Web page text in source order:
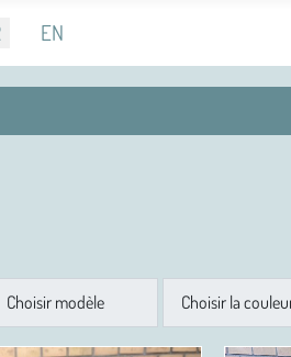
langue
EN
Modèle Couleur